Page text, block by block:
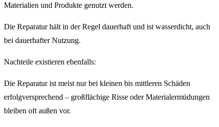
Materialien und Produkte genutzt werden.
Die Reparatur hält in der Regel dauerhaft und ist wasserdicht, auch
bei dauerhafter Nutzung.
Nachteile existieren ebenfalls:
Die Reparatur ist meist nur bei kleinen bis mittleren Schäden
erfolgversprechend – großflächige Risse oder Materialermüdungen
bleiben oft außen vor.